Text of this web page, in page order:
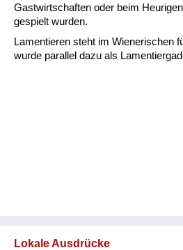
Gastwirtschaften oder beim
gespielt wurden.
Lamentieren steht im Wienerischen
wurde parallel dazu als
Lokale Ausdrücke